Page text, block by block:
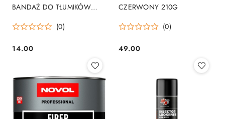
BANDAŻ DO TŁUMIKÓW
(0)
Cena:
14.00
CZERWONY 210G
(0)
Cena:
49.00